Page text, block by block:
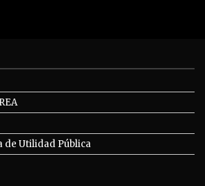
de Utilidad Pública